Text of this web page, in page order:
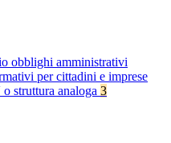
obblighi amministrativi
per cittadini e imprese
struttura analoga 3